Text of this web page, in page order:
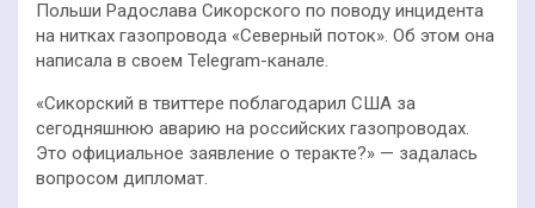
Польши Радослава Сикорского по поводу инцидента
на нитках газопровода «Северный поток». Об этом она
написала в своем Telegram-канале.
«Сикорский в твиттере поблагодарил США за
сегодняшнюю аварию на российских газопроводах.
Это официальное заявление о теракте?» — задалась
вопросом дипломат.